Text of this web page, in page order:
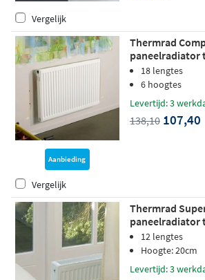
Vergelijk
Aanbieding
Thermrad
paneelradiator
x H)18 lengtes
6 hoogtes
Levertijd: 3
138,10 107,40
Vergelijk
Thermrad
paneelradiator
(L x H)
12 lengtes
Hoogte: 20cm
Levertijd: 3